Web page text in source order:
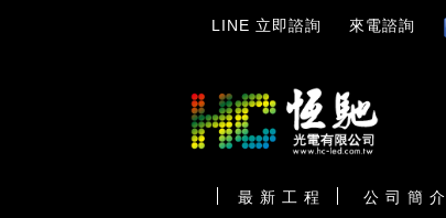
LINE 立即諮詢 來電諮詢
最 新 工 程 公 司 簡 介